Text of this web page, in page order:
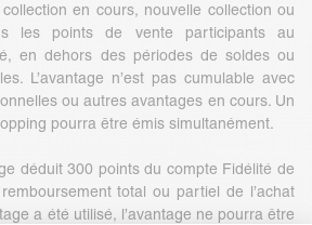
en cours, nouvelle collection ou
les points de vente participants au
en dehors des périodes de soldes ou
L’avantage n’est pas cumulable avec
ou autres avantages en cours. Un
pourra être émis simultanément.
déduit 300 points du compte Fidélité de
total ou partiel de l’achat
a été utilisé, l’avantage ne pourra être